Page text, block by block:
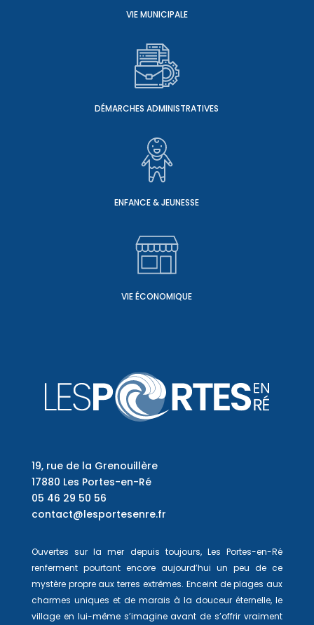
VIE MUNICIPALE
DÉMARCHES ADMINISTRATIVES
ENFANCE & JEUNESSE
VIE ÉCONOMIQUE
19, rue de la Grenouillère
17880 Les Portes-en-Ré
05 46 29 50 56
contact@lesportesenre.fr
Ouvertes sur la mer depuis toujours, Les Portes-en-Ré
renferment pourtant encore aujourd’hui un peu de ce
mystère propre aux terres extrêmes. Enceint de plages aux
charmes uniques et de marais à la douceur éternelle, le
village en lui-même s’imagine avant de s’offrir vraiment